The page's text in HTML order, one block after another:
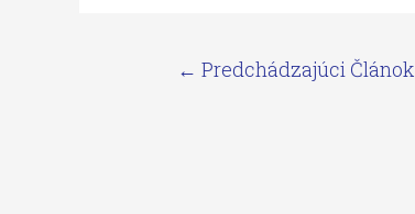
← Predchádzajúci Článok